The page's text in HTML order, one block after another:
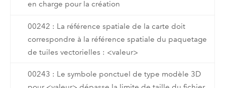
en charge pour la création
00242 : La référence spatiale de la carte doit
correspondre à la référence spatiale du paquetage
de tuiles vectorielles : <valeur>
00243 : Le symbole ponctuel de type modèle 3D